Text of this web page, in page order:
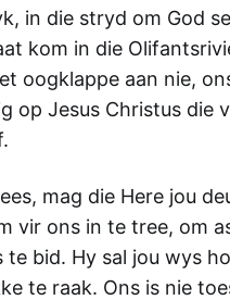
in die stryd om God se
kom in die
oogklappe aan nie,
op Jesus Christus die
mag die Here jou
vir ons in te tree, om
te bid. Hy sal jou wys
te raak. Ons is nie